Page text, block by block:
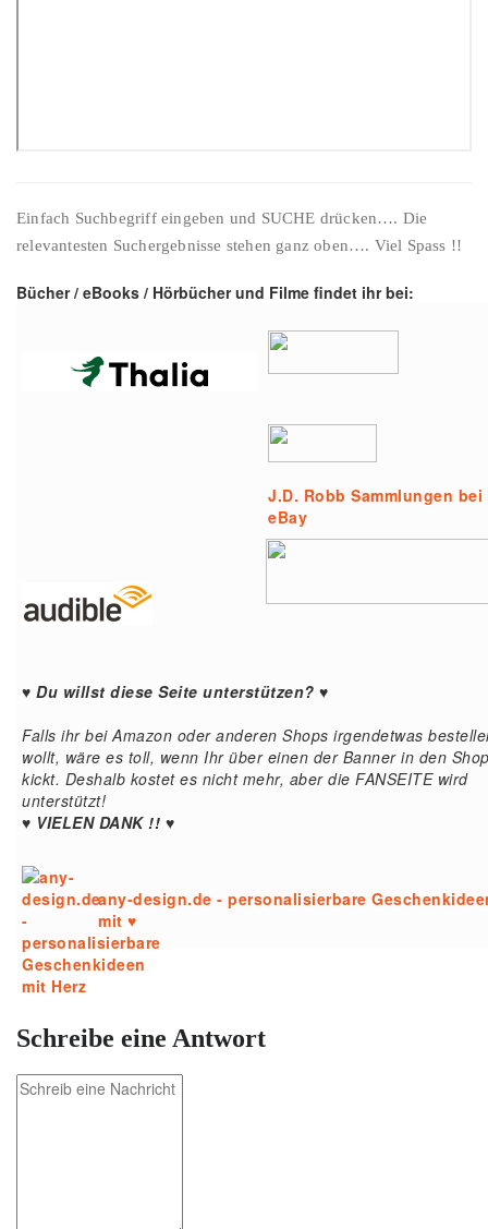
Einfach Suchbegriff eingeben und SUCHE drücken…. Die
relevantesten Suchergebnisse stehen ganz oben…. Viel Spass !!
Bücher / eBooks / Hörbücher und Filme findet ihr bei:
J.D. Robb Sammlungen bei
eBay
♥ Du willst diese Seite unterstützen? ♥
Falls ihr bei Amazon oder anderen Shops irgendetwas
wollt, wäre es toll, wenn Ihr über einen der Banner in den
kickt. Deshalb kostet es nicht mehr, aber die FANSEITE wird
unterstützt!
♥ VIELEN DANK !! ♥
any-design.de - personalisierbare
mit ♥
Schreibe eine Antwort